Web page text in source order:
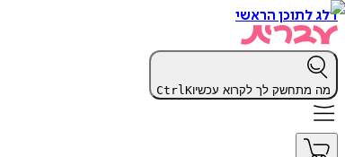
דלג לתוכן הראשי
מה מתחשק לך לקרוא עכשיו CtrlK